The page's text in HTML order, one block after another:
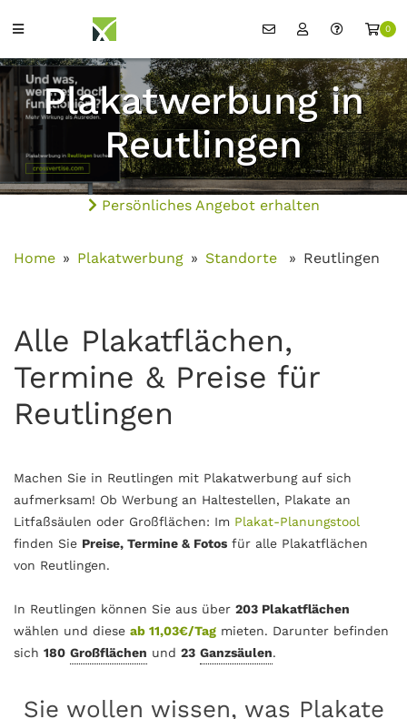
0
Plakatwerbung in
Reutlingen
Persönliches Angebot erhalten
Home Plakatwerbung Standorte Reutlingen
Alle Plakatflächen,
Termine & Preise für
Reutlingen
Machen Sie in Reutlingen mit Plakatwerbung auf sich
aufmerksam! Ob Werbung an Haltestellen, Plakate an
Litfaßsäulen oder Großflächen: Im Plakat-Planungstool
finden Sie Preise, Termine & Fotos für alle Plakatflächen
von Reutlingen.
In Reutlingen können Sie aus über 203 Plakatflächen
wählen und diese ab 11,03€/Tag mieten. Darunter befinden
sich 180 Großflächen und 23 Ganzsäulen.
Sie wollen wissen, was Plakate